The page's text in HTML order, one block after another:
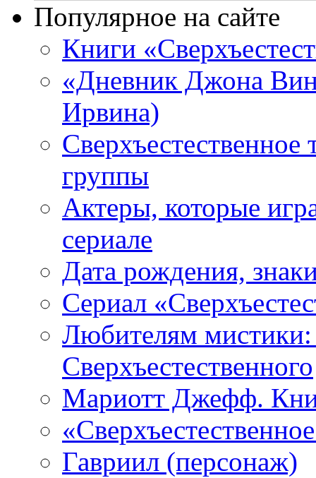
Популярное на сайте
Книги
«Дневник Джона
Ирвина)
Сверхъестественное
группы
Актеры, которые
сериале
Дата рождения,
Сериал
Любителям
Сверхъестественного
Мариотт Джефф.
Гавриил (персонаж)